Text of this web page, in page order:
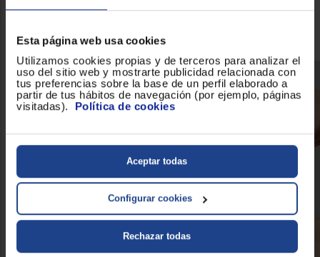
Esta página web usa cookies
Utilizamos cookies propias y de terceros para analizar el
uso del sitio web y mostrarte publicidad relacionada con
tus preferencias sobre la base de un perfil elaborado a
partir de tus hábitos de navegación (por ejemplo, páginas
visitadas). Política de cookies
Aceptar todas
Configurar cookies
Rechazar todas